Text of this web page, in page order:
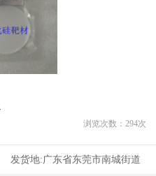
浏览次数： 294次
发货地:广东省东莞市南城街道